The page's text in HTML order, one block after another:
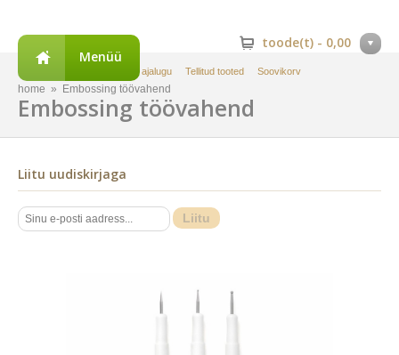
toode(t) - 0,00
Tellimuste ajalugu Tellitud tooted Soovikorv
Menüü
home » Embossing töövahend
Embossing töövahend
Liitu uudiskirjaga
Liitu